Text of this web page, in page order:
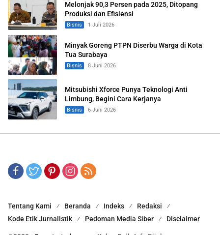
Melonjak 90,3 Persen pada 2025, Ditopang
Produksi dan Efisiensi
Bisnis 1 Juli 2026
Minyak Goreng PTPN Diserbu Warga di Kota
Tua Surabaya
Bisnis 8 Juni 2026
Mitsubishi Xforce Punya Teknologi Anti
Limbung, Begini Cara Kerjanya
Bisnis 6 Juni 2026
Tentang Kami Beranda Indeks
Redaksi
Kode Etik Jurnalistik
Pedoman Media Siber Disclaimer